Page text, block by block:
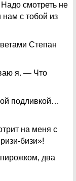
смотреть не
нам с тобой из
Степан
я. — Что
подливкой…
на меня с
бизи»!
два